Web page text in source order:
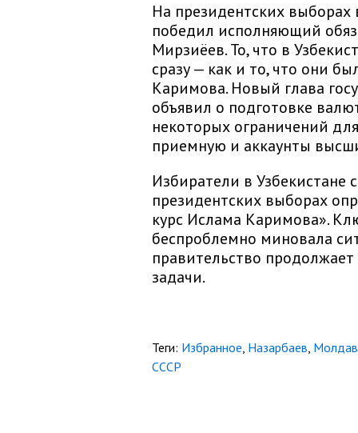
На президентских выборах
победил исполняющий
Мирзиёев. То, что в
сразу — как и то, что они
Каримова. Новый глава
объявил о подготовке
некоторых ограничений
приемную и аккаунты
Избиратели в Узбекистане
президентских выборах
курс Ислама Каримова».
беспроблемно миновала
правительство
задачи.
Теги: Избранное, Назарбаев,
СССР